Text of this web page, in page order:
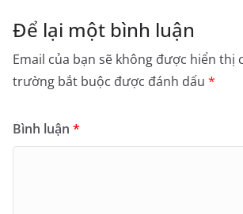
Để lại một bình luận
Email của bạn sẽ không được hiển thị
trường bắt buộc được đánh dấu *
Bình luận *